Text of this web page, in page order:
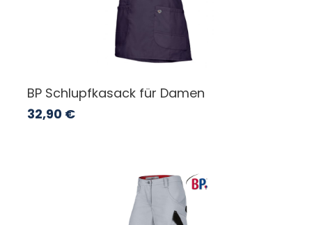
BP Schlupfkasack für Damen
32,90 €